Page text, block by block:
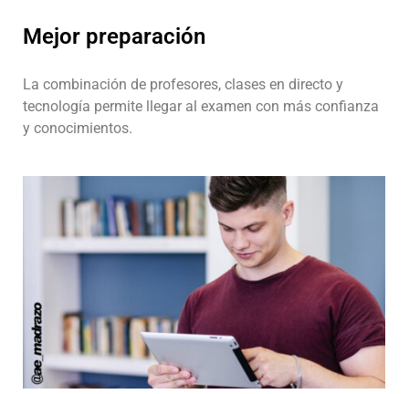
Mejor preparación
La combinación de profesores, clases en directo y
tecnología permite llegar al examen con más confianza
y conocimientos.